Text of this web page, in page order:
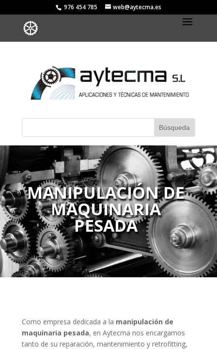
976 454 785 web@aytecma.es
MANIPULACIÓN DE
MAQUINARIA
PESADA
Como empresa dedicada a la manipulación de
maquinaria pesada, en Aytecma nos encargamos
tanto de su reparación, mantenimiento y retrofitting,